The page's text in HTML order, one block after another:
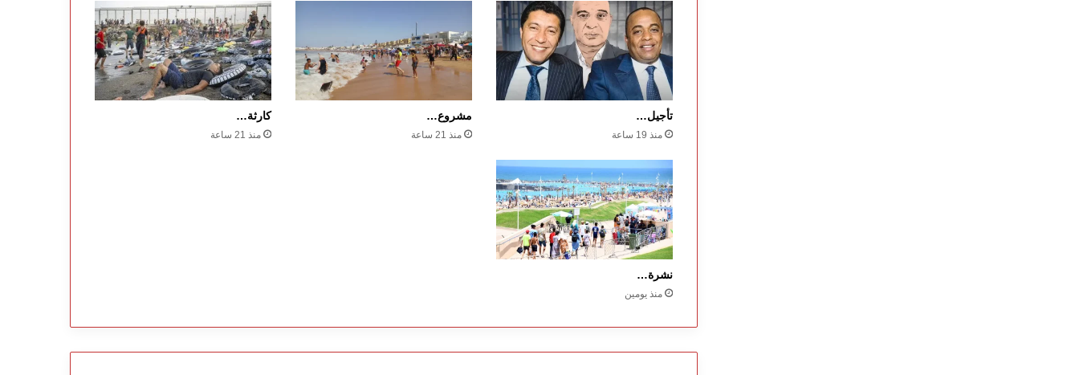
تأجيل…
منذ 19 ساعة
مشروع…
منذ 21 ساعة
كارثة…
منذ 21 ساعة
نشرة…
منذ يومين